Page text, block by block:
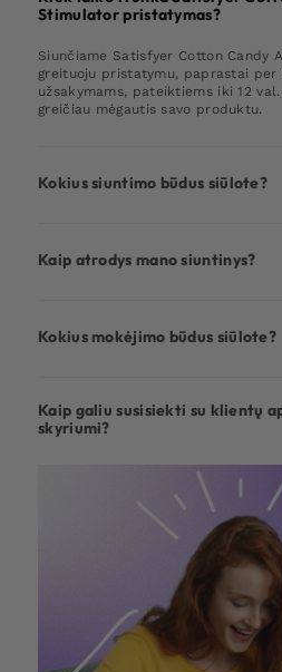
Stimulator pristatymas?
Siunčiame Satisfyer Cotton Candy
greituoju pristatymu, paprastai per
užsakymams, pateiktiems iki 12
greičiau mėgautis savo produktu.
Kokius siuntimo būdus siūlote?
Kaip atrodys mano siuntinys?
Kokius mokėjimo būdus siūlote?
Kaip galiu susisiekti su klientų
skyriumi?